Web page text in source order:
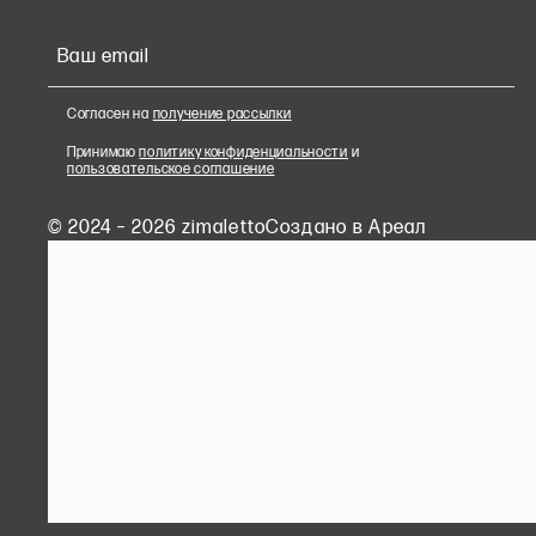
Ваш email
Согласен на получение рассылки
Принимаюполитику конфиденциальности и
пользовательское соглашение
© 2024 – 2026 zimalettoCоздано в Ареал